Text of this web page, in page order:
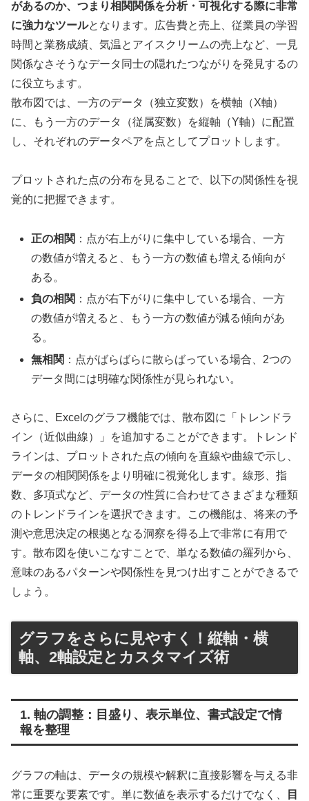
があるのか、つまり相関関係を分析・可視化する際に非常
に強力なツールとなります。広告費と売上、従業員の学習
時間と業務成績、気温とアイスクリームの売上など、一見
関係なさそうなデータ同士の隠れたつながりを発見するの
に役立ちます。
散布図では、一方のデータ（独立変数）を横軸（X軸）
に、もう一方のデータ（従属変数）を縦軸（Y軸）に配置
し、それぞれのデータペアを点としてプロットします。
プロットされた点の分布を見ることで、以下の関係性を視
覚的に把握できます。
正の相関 ：点が右上がりに集中している場合、一方
の数値が増えると、もう一方の数値も増える傾向が
ある。
負の相関 ：点が右下がりに集中している場合、一方
の数値が増えると、もう一方の数値が減る傾向があ
る。
無相関 ：点がばらばらに散らばっている場合、2つの
データ間には明確な関係性が見られない。
さらに、Excelのグラフ機能では、散布図に「トレンドラ
イン（近似曲線）」を追加することができます。トレンド
ラインは、プロットされた点の傾向を直線や曲線で示し、
データの相関関係をより明確に視覚化します。線形、指
数、多項式など、データの性質に合わせてさまざまな種類
のトレンドラインを選択できます。この機能は、将来の予
測や意思決定の根拠となる洞察を得る上で非常に有用で
す。散布図を使いこなすことで、単なる数値の羅列から、
意味のあるパターンや関係性を見つけ出すことができるで
しょう。
グラフをさらに見やすく！縦軸・横
軸、2軸設定とカスタマイズ術
1. 軸の調整：目盛り、表示単位、書式設定で情
報を整理
グラフの軸は、データの規模や解釈に直接影響を与える非
常に重要な要素です。単に数値を表示するだけでなく、
目